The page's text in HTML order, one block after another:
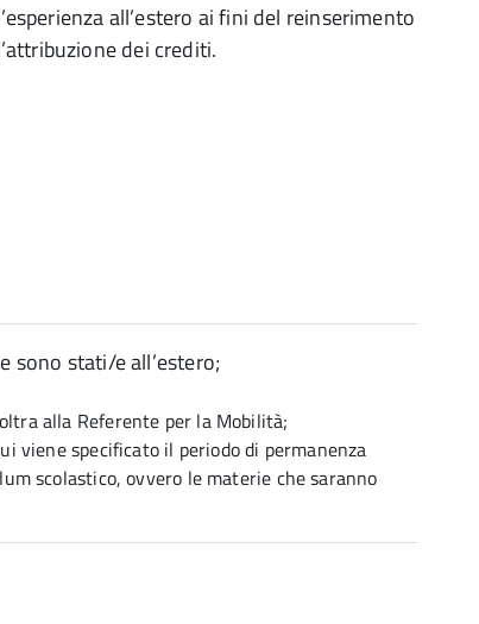
all’estero ai fini del reinserimento
dei crediti.
sono stati/e all’estero;
alla Referente per la Mobilità;
viene specificato il periodo di permanenza
scolastico, ovvero le materie che saranno